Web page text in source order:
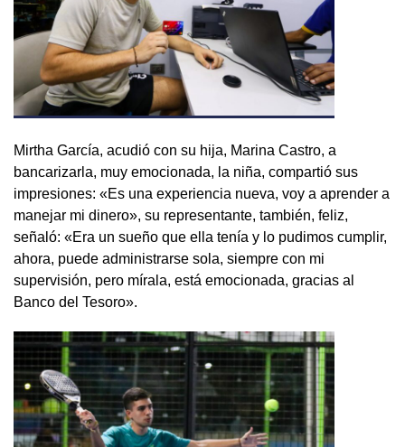
Mirtha García, acudió con su hija, Marina Castro, a
bancarizarla, muy emocionada, la niña, compartió sus
impresiones: «Es una experiencia nueva, voy a aprender a
manejar mi dinero», su representante, también, feliz,
señaló: «Era un sueño que ella tenía y lo pudimos cumplir,
ahora, puede administrarse sola, siempre con mi
supervisión, pero mírala, está emocionada, gracias al
Banco del Tesoro».